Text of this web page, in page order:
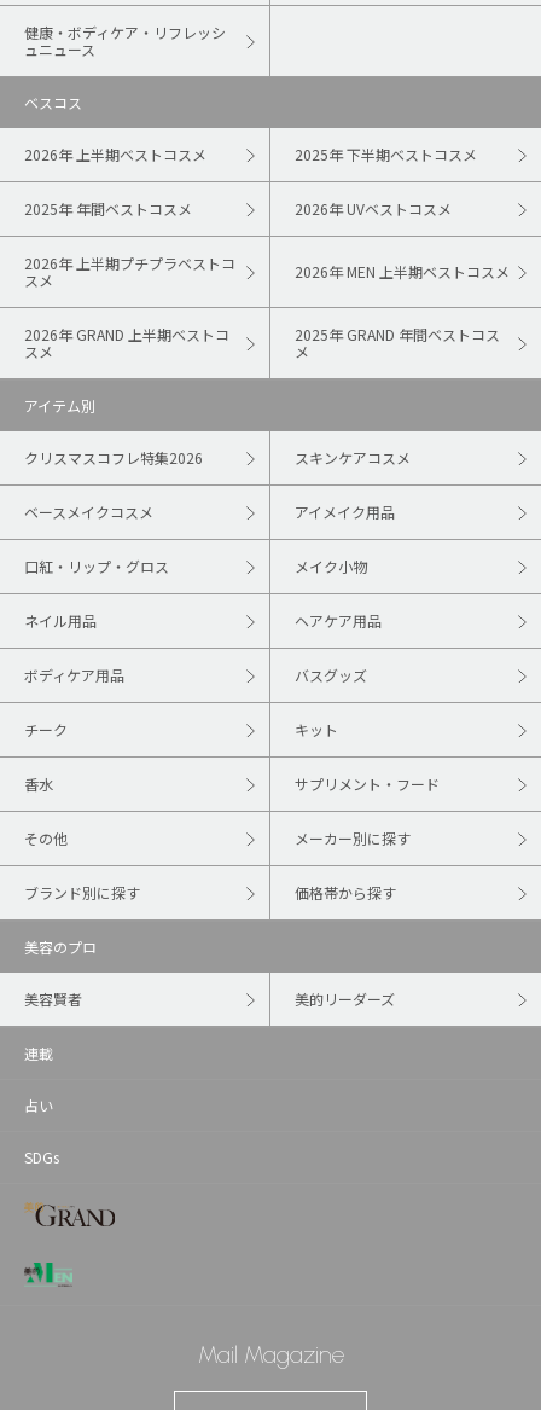
健康・ボディケア・リフレッシ
ュニュース
ベスコス
2026年 上半期ベストコスメ 2025年 下半期ベストコスメ
2025年 年間ベストコスメ 2026年 UVベストコスメ
2026年 上半期プチプラベストコ
スメ
2026年 MEN 上半期ベストコスメ
2026年 GRAND 上半期ベストコ
スメ
2025年 GRAND 年間ベストコス
メ
アイテム別
クリスマスコフレ特集2026 スキンケアコスメ
ベースメイクコスメ アイメイク用品
口紅・リップ・グロス メイク小物
ネイル用品 ヘアケア用品
ボディケア用品 バスグッズ
チーク キット
香水 サプリメント・フード
その他 メーカー別に探す
ブランド別に探す 価格帯から探す
美容のプロ
美容賢者 美的リーダーズ
連載
占い
SDGs
Mail Magazine